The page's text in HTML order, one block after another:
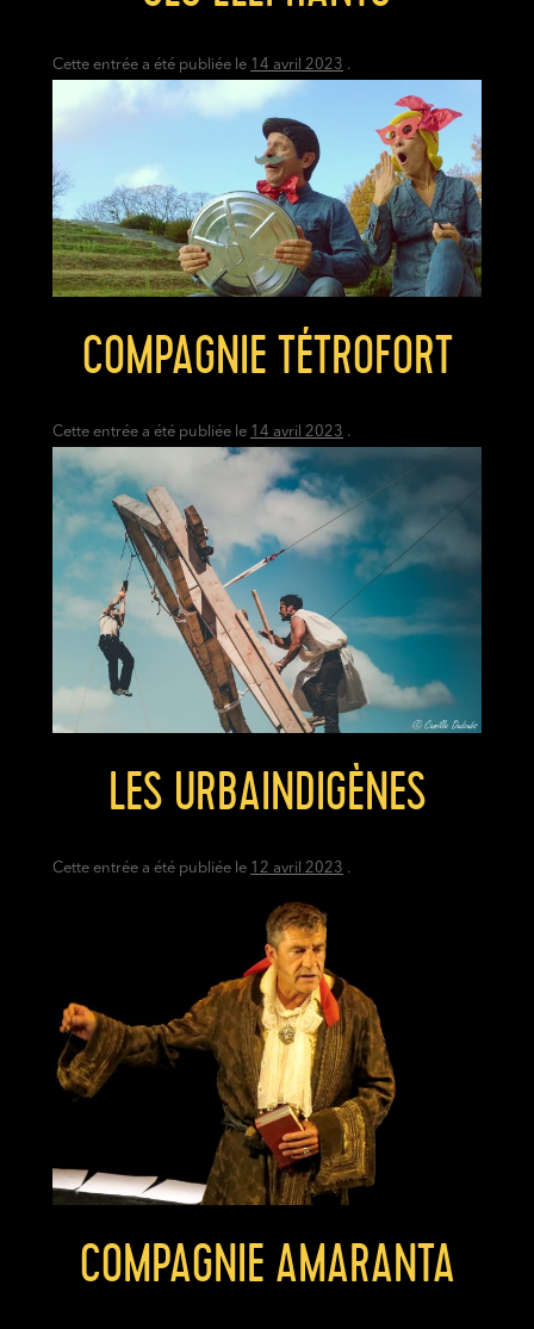
Cette entrée a été publiée le 14 avril 2023 .
COMPAGNIE TÉTROFORT
Cette entrée a été publiée le 14 avril 2023 .
LES URBAINDIGÈNES
Cette entrée a été publiée le 12 avril 2023 .
COMPAGNIE AMARANTA